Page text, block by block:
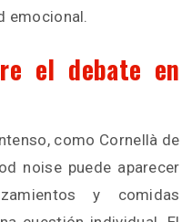
emocional.
el debate en
como Cornellà de
noise puede aparecer
y comidas